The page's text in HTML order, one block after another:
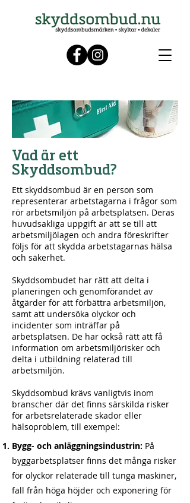
Vad är ett
Skyddsombud?
Ett skyddsombud är en person som
representerar arbetstagarna i frågor som
rör arbetsmiljön på arbetsplatsen. Deras
huvudsakliga uppgift är att se till att
arbetsmiljölagen och andra föreskrifter
följs för att skydda arbetstagarnas hälsa
och säkerhet.
Skyddsombudet har rätt att delta i
planeringen och genomförandet av
åtgärder för att förbättra arbetsmiljön,
samt att undersöka olyckor och
incidenter som inträffar på
arbetsplatsen. De har också rätt att få
information om arbetsmiljörisker och
delta i utbildning relaterad till
arbetsmiljön.
Skyddsombud krävs vanligtvis inom
branscher där det finns särskilda risker
för arbetsrelaterade skador eller
hälsoproblem, till exempel:
Bygg- och anläggningsindustrin: På
byggarbetsplatser finns det många risker
för olyckor relaterade till tunga maskiner,
fall från höga höjder och exponering för